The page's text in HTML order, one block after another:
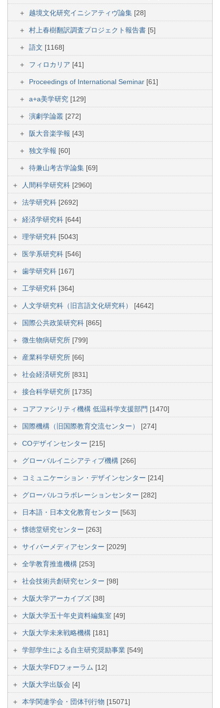
越境文化研究イニシアティヴ論集 [28]
村上春樹翻訳調査プロジェクト報告書 [5]
語文 [1168]
フィロカリア [41]
Proceedings of International Seminar [61]
a+a美学研究 [129]
演劇学論叢 [272]
阪大音楽学報 [43]
独文学報 [60]
待兼山考古学論集 [69]
人間科学研究科 [2960]
法学研究科 [2692]
経済学研究科 [644]
理学研究科 [5043]
医学系研究科 [546]
歯学研究科 [167]
工学研究科 [364]
人文学研究科（旧言語文化研究科） [4642]
国際公共政策研究科 [865]
微生物病研究所 [799]
産業科学研究所 [66]
社会経済研究所 [831]
接合科学研究所 [1735]
コアファシリティ機構 低温科学支援部門 [1470]
国際機構（旧国際教育交流センター） [274]
COデザインセンター [215]
グローバルイニシアティブ機構 [266]
コミュニケーション・デザインセンター [214]
グローバルコラボレーションセンター [282]
日本語・日本文化教育センター [563]
懐徳堂研究センター [263]
サイバーメディアセンター [2029]
全学教育推進機構 [253]
社会技術共創研究センター [98]
大阪大学アーカイブズ [38]
大阪大学五十年史資料編集室 [49]
大阪大学未来戦略機構 [181]
学部学生による自主研究奨励事業 [549]
大阪大学FDフォーラム [12]
大阪大学出版会 [4]
本学関連学会・団体刊行物 [15071]